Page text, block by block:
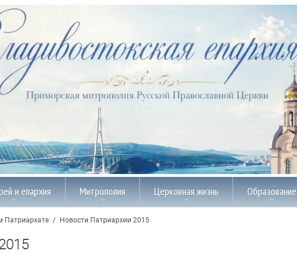
и епархия Митрополия Церковная жизнь Образование
Патриархате / Новости Патриархии 2015